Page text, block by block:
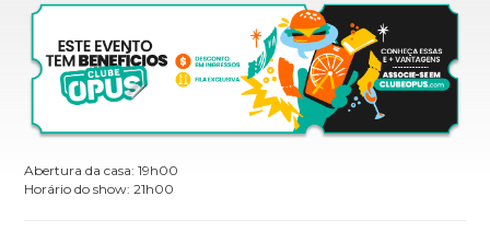
Abertura da casa: 19h00
Horário do show: 21h00